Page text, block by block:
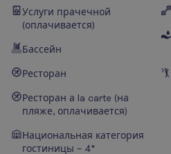
Услуги прачечной
(оплачивается)
Бассейн
Ресторан
Ресторан а la carte (на
пляже, оплачивается)
Национальная категория
гостиницы – 4*